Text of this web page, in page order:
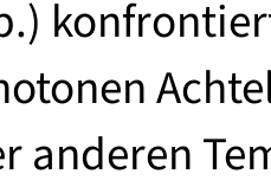
anderen